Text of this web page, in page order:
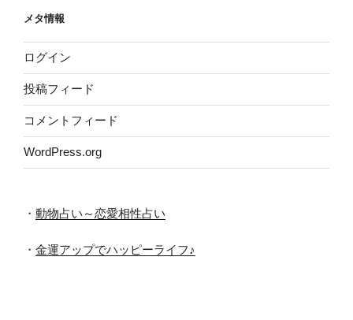
ブ
メタ情報
ログイン
投稿フィード
コメントフィード
WordPress.org
・ 動物占い～恋愛相性占い
・ 金運アップでハッピーライフ♪